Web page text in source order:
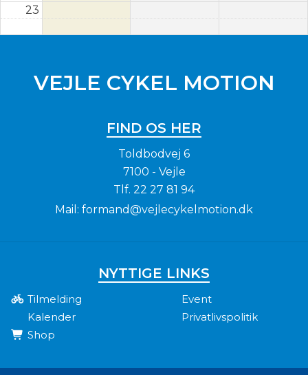
23
VEJLE CYKEL MOTION
FIND OS HER
Toldbodvej 6
7100 - Vejle
Tlf. 22 27 81 94
Mail: formand@vejlecykelmotion.dk
NYTTIGE LINKS
Tilmelding
Event
Kalender
Privatlivspolitik
Shop